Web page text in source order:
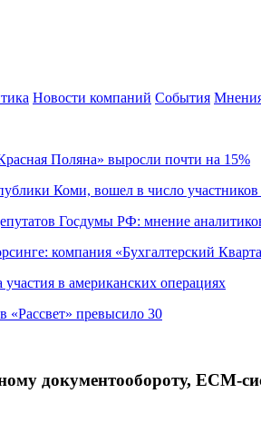
Новости компаний События
Поляна» выросли почти на 15%
Коми, вошел в число участников
Госдумы РФ: мнение
компания «Бухгалтерский
в американских операциях
«Рассвет» превысило 30
документообороту, ECM-